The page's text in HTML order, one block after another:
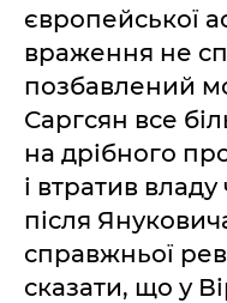
європейської
враження не
позбавлений
Саргсян все
на дрібного
і втратив
після
справжньої
сказати, що у